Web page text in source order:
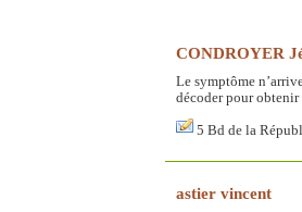
CONDROYER
Le symptôme
décoder pour obtenir
5 Bd de la
astier vincent